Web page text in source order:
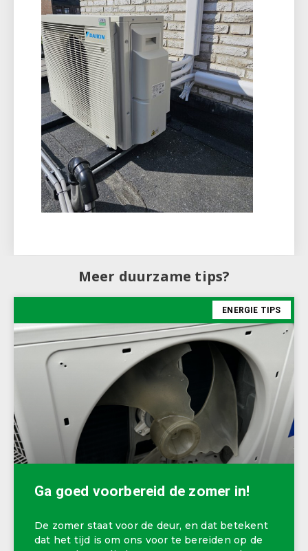
Meer duurzame tips?
ENERGIE TIPS
Ga goed voorbereid de zomer in!
De zomer staat voor de deur, en dat betekent
dat het tijd is om ons voor te bereiden op de